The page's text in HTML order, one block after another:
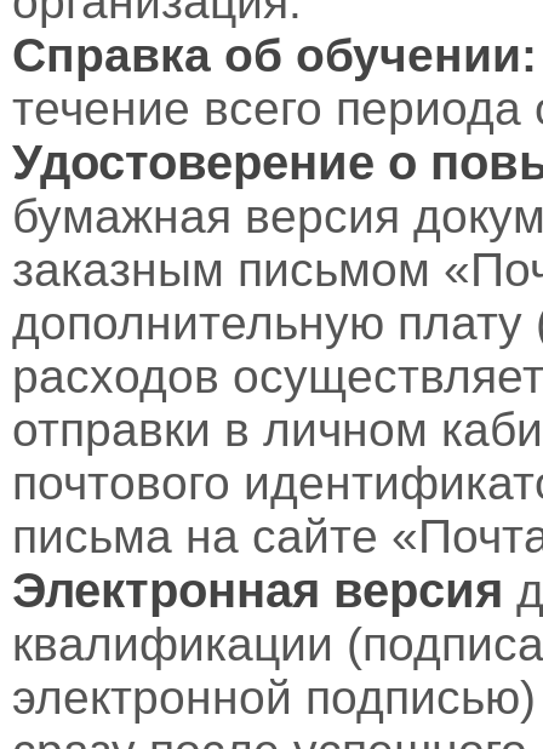
Справка об обучении:
течение всего периода
Удостоверение о
бумажная версия
заказным письмом
дополнительную
расходов
отправки в личном
почтового
письма на сайте
Электронная версия
квалификации
электронной